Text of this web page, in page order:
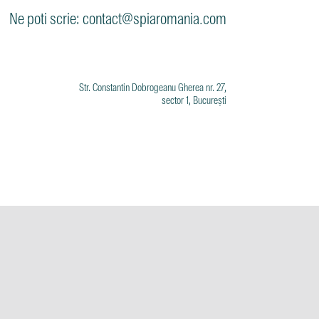
Ne poti scrie: contact@spiaromania.com
Str. Constantin Dobrogeanu Gherea nr. 27,
sector 1, București